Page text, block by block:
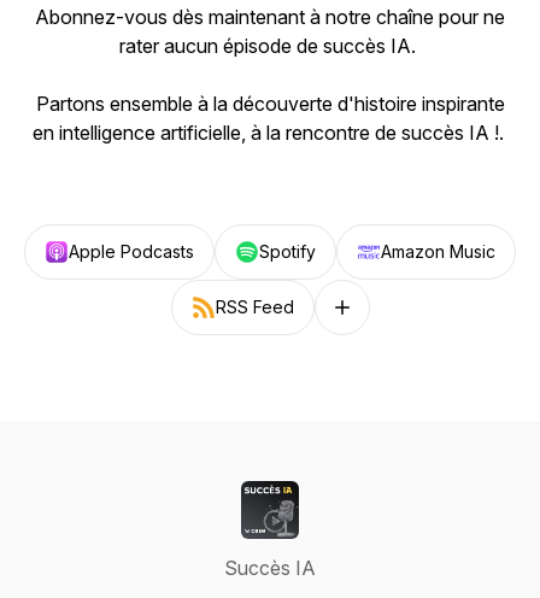
Abonnez-vous dès maintenant à notre chaîne pour ne
rater aucun épisode de succès IA.
Partons ensemble à la découverte d'histoire inspirante
en intelligence artificielle, à la rencontre de succès IA !.
Apple Podcasts Spotify Amazon Music
RSS Feed Follow on other platforms
Succès IA